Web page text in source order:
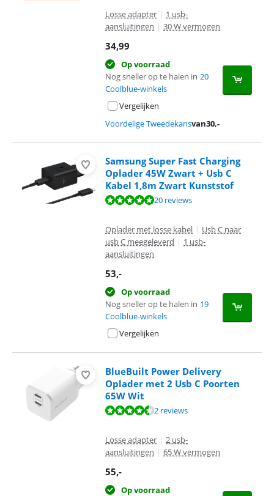
Losse adapter | 1 usb-
aansluitingen | 30 W vermogen
34,99
Op voorraad
Nog sneller op te halen in 20
Coolblue-winkels
Vergelijken
Voordelige Tweedekansvan30,-
Samsung Super Fast Charging
Oplader 45W Zwart + Usb C
Kabel 1,8m Zwart Kunststof
Beoordeling is 9,6 van de 10, gebaseerd op 20 reviews.
20 reviews
Oplader met losse kabel | Usb C naar
usb C meegeleverd | 1 usb-
aansluitingen
53,-
Op voorraad
Nog sneller op te halen in 19
Coolblue-winkels
Vergelijken
BlueBuilt Power Delivery
Oplader met 2 Usb C Poorten
65W Wit
Beoordeling is 9,0 van de 10, gebaseerd op 2 reviews.
2 reviews
Losse adapter | 2 usb-
aansluitingen | 65 W vermogen
55,-
Op voorraad